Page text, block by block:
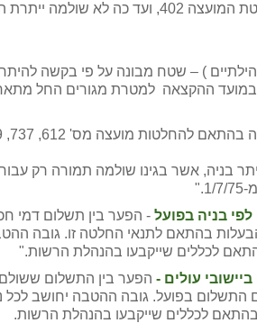
) – שטח מבונה על פי בקשה
ההקצאה למטרת מגורים החל מתאריך
בניה, אשר בגינו שולמה תמורה רק עבור
בניה בפועל - הפער בין תשלום דמי
בהתאם לתנאי החלטה זו. גובה
לכללים שייקבעו בהנהלת הרשות."
עולים -
בפועל. גובה ההטבה יחושב לכל
לכללים שייקבעו בהנהלת הרשות.